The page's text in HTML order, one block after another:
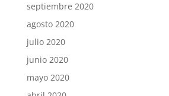
septiembre 2020
agosto 2020
julio 2020
junio 2020
mayo 2020